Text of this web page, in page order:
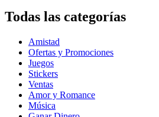
Todas las categorías
Amistad
Ofertas y Promociones
Juegos
Stickers
Ventas
Amor y Romance
Música